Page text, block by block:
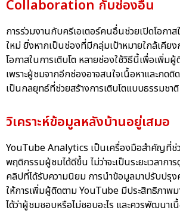
Collaboration กับช่องอื่น
การร่วมงานกับครีเอเตอร์คนอื่นช่วยเปิดโอกา
ใหม่ ยิ่งหากเป็นช่องที่มีกลุ่มเป้าหมายใกล้เคีย
โอกาสในการเติบโต หลายช่องใช้วิธีนี้เพื่อเพิ่ม
เพราะผู้ชมจากอีกช่องอาจสนใจเนื้อหาและกด
เป็นกลยุทธ์ที่ช่วยสร้างการเติบโตแบบธรรมชาติ
วิเคราะห์ข้อมูลหลังบ้านอยู่เสมอ
YouTube Analytics เป็นเครื่องมือสำคัญที่ช่ว
พฤติกรรมผู้ชมได้ดีขึ้น ไม่ว่าจะเป็นระยะเวลาก
คลิปที่ได้รับความนิยม การนำข้อมูลมาปรับปรุง
ให้การเพิ่มผู้ติดตาม YouTube มีประสิทธิภาพม
ได้ว่าผู้ชมชอบหรือไม่ชอบอะไร และควรพัฒนาเ